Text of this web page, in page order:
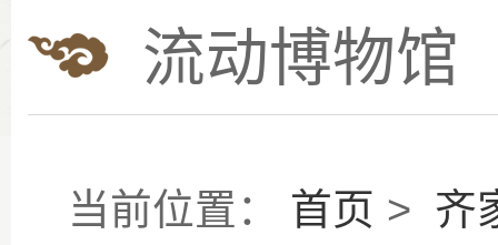
流动博物馆
当前位置： 首页 > 齐